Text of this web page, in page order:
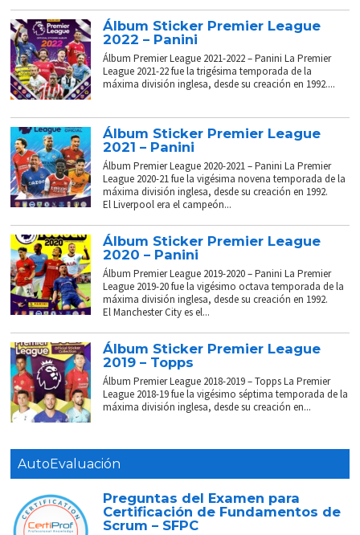
Álbum Sticker Premier League
2022 – Panini
Álbum Premier League 2021-2022 – Panini La Premier
League 2021-22 fue la trigésima temporada de la
máxima división inglesa, desde su creación en 1992....
Álbum Sticker Premier League
2021 – Panini
Álbum Premier League 2020-2021 – Panini La Premier
League 2020-21 fue la vigésima novena temporada de la
máxima división inglesa, desde su creación en 1992.
El Liverpool era el campeón...
Álbum Sticker Premier League
2020 – Panini
Álbum Premier League 2019-2020 – Panini La Premier
League 2019-20 fue la vigésimo octava temporada de la
máxima división inglesa, desde su creación en 1992.
El Manchester City es el...
Álbum Sticker Premier League
2019 – Topps
Álbum Premier League 2018-2019 – Topps La Premier
League 2018-19 fue la vigésimo séptima temporada de la
máxima división inglesa, desde su creación en...
AutoEvaluación
Preguntas del Examen para
Certificación de Fundamentos de
Scrum – SFPC